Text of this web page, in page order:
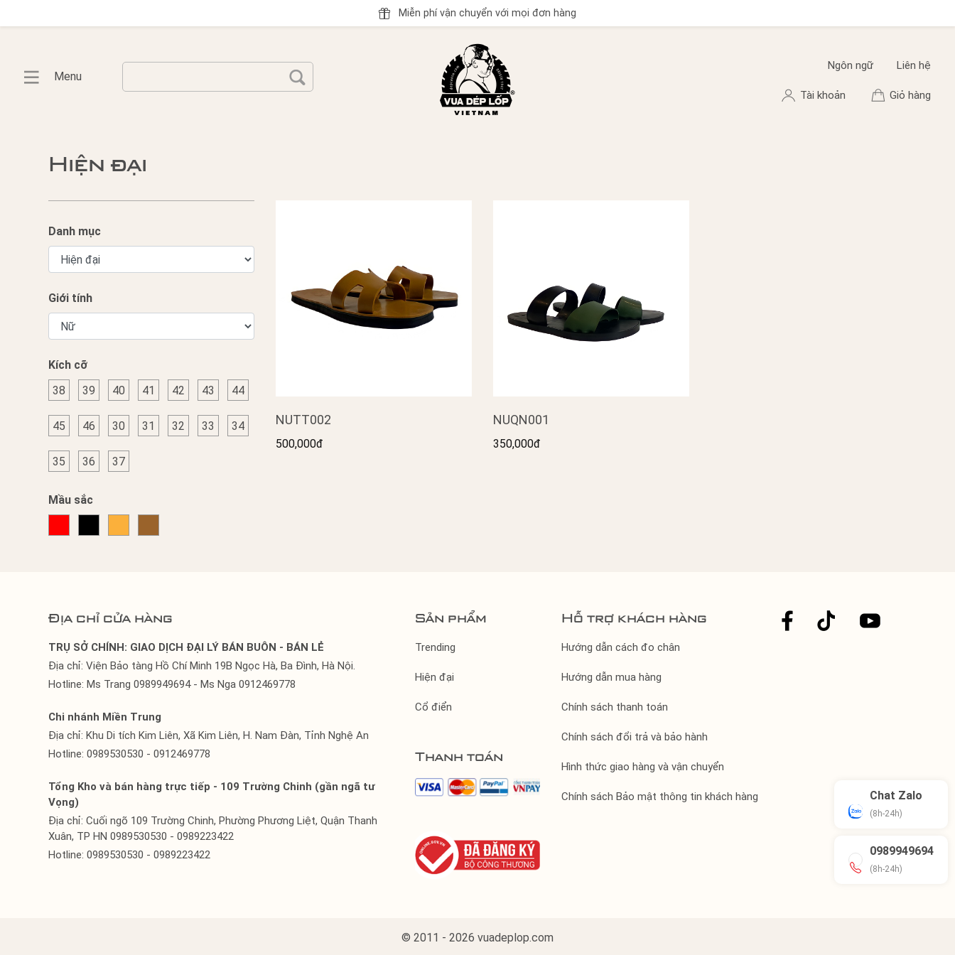
Miễn phí vận chuyển với mọi đơn hàng
Menu
Ngôn ngữ Liên hệ
Tài khoản Giỏ hàng
Hiện đại
Danh mục
Giới tính
Kích cỡ
38
39 40 41 42 43 44
45 46 30 31 32 33 34
35 36 37
Mầu sắc
NUTT002
500,000đ
NUQN001
350,000đ
Địa chỉ cửa hàng
TRỤ SỞ CHÍNH: GIAO DỊCH ĐẠI LÝ BÁN BUÔN - BÁN LẺ
Địa chỉ: Viện Bảo tàng Hồ Chí Minh 19B Ngọc Hà, Ba Đình, Hà Nội.
Hotline: Ms Trang 0989949694 - Ms Nga 0912469778
Chi nhánh Miền Trung
Địa chỉ: Khu Di tích Kim Liên, Xã Kim Liên, H. Nam Đàn, Tỉnh Nghệ An
Hotline: 0989530530 - 0912469778
Tổng Kho và bán hàng trực tiếp - 109 Trường Chinh (gần ngã tư
Vọng)
Địa chỉ: Cuối ngõ 109 Trường Chinh, Phường Phương Liệt, Quận Thanh
Xuân, TP HN 0989530530 - 0989223422
Hotline: 0989530530 - 0989223422
Sản phẩm
Trending
Hiện đại
Cổ điển
Thanh toán
Hỗ trợ khách hàng
Hướng dẫn cách đo chân
Hướng dẫn mua hàng
Chính sách thanh toán
Chính sách đổi trả và bảo hành
Hình thức giao hàng và vận chuyển
Chính sách Bảo mật thông tin khách hàng
© 2011 - 2026 vuadeplop.com
Chat Zalo
(8h-24h)
0989949694
(8h-24h)